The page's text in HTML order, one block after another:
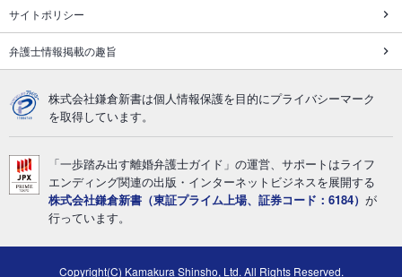
サイトポリシー
弁護士情報掲載の趣旨
株式会社鎌倉新書は個人情報保護を目的にプライバシーマーク
を取得しています。
「一歩踏み出す離婚弁護士ガイド」の運営、サポートはライフ
エンディング関連の出版・インターネットビジネスを展開する
株式会社鎌倉新書（東証プライム上場、証券コード：6184） が
行っています。
Copyright(C) Kamakura Shinsho, Ltd. All Rights Reserved.